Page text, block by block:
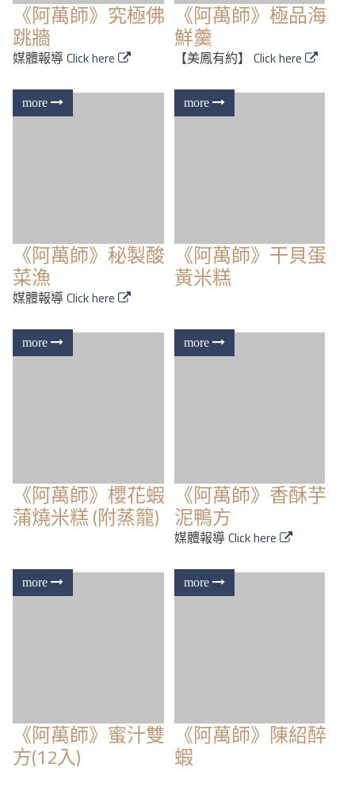
《阿萬師》究極佛
跳牆
媒體報導Click here
《阿萬師》極品海
鮮羹
【美鳳有約】 Click here
《阿萬師》秘製酸
菜漁
媒體報導Click here
《阿萬師》干貝蛋
黃米糕
《阿萬師》櫻花蝦
蒲燒米糕 (附蒸籠)
《阿萬師》香酥芋
泥鴨方
媒體報導Click here
《阿萬師》蜜汁雙
方(12入)
《阿萬師》陳紹醉
蝦